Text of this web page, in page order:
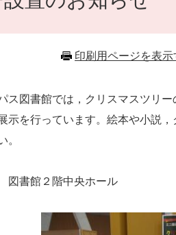
印刷用ページを表示
図書館では，クリスマスツリー
示を行っています。絵本や小説
。
書館２階中央ホール